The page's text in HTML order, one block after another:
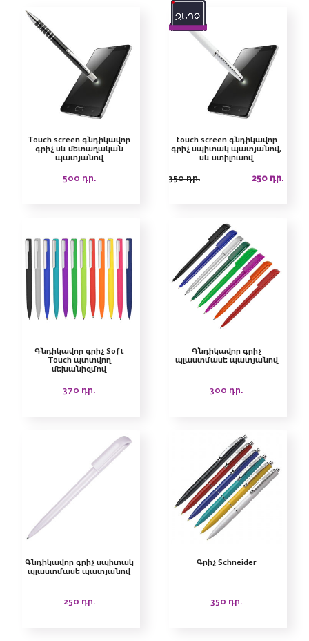
Touch screen գնդիկավոր
գրիչ սև մետաղական
պատյանով
500 դր.
touch screen գնդիկավոր
գրիչ սպիտակ պատյանով,
սև ստիլուսով
350դր. 250 դր.
Գնդիկավոր գրիչ Soft
Touch պտտվող
մեխանիզմով
370 դր.
Գնդիկավոր գրիչ
պլաստմասե պատյանով
300 դր.
Գնդիկավոր գրիչ սպիտակ
պլաստմասե պատյանով
250 դր.
Գրիչ Schneider
350 դր.